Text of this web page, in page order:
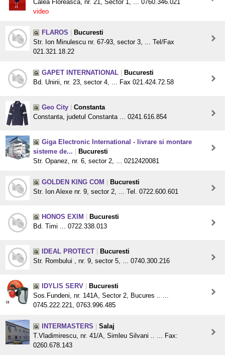
Calea Floreasca, nr. 21, Sector 1, ... 0760.346.021
video
FLAROS
Bucuresti
Str. Ion Minulescu nr. 67-93, sector 3, ... Tel/Fax
021.321.18.22
GAPET INTERNATIONAL
Bucuresti
Bd. Unirii, nr. 23, sector 4, ... Fax 021.424.72.58
Geo City
Constanta
Constanta, judetul Constanta ... 0241.616.854
Giga Electronic International - livrare si montare
sisteme de...
Bucuresti
Str. Opanez, nr. 6, sector 2, ... 0212420081
GOLDEN KING COM
Bucuresti
Str. Ion Alexe nr. 9, sector 2, ... Tel. 0722.600.601
HONOS EXIM
Bucuresti
Bd. Timi ... 0722.338.013
IDEAL PROTECT
Bucuresti
Str. Rombului , nr. 9, sector 5, ... 0740.300.216
IDYLIS SERV
Bucuresti
Sos.Fundeni, nr. 141A, Sector 2, Bucures .. ...
0745.222.221, 0763.996.485
INTERMASTERS
Salaj
T.Vladimirescu, nr. 41/A, Simleu Silvani .. ... Fax:
0260.678.143